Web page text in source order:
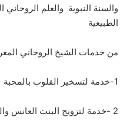
والسنة النبوية والعلم الروحاني
الطبيعية
من خدمات الشيخ الروحاني
1-خدمة لتسخير القلوب بالمحبة
2 -خدمة لتزويج البنت العانس والمتعطلة عن الزواج